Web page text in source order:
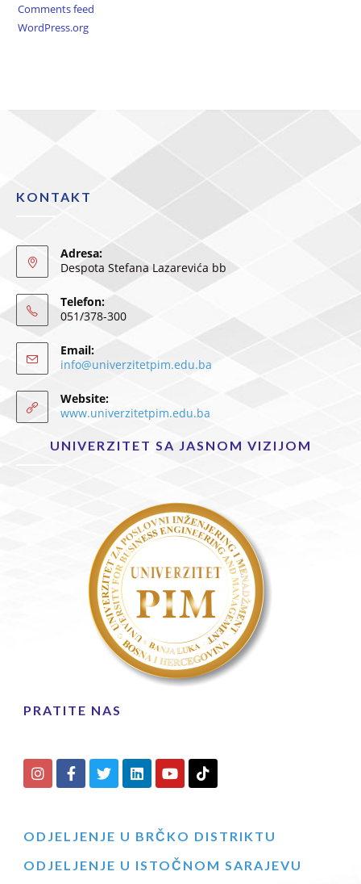
Comments feed
WordPress.org
KONTAKT
Adresa:
Despota Stefana Lazarevića bb
Telefon:
051/378-300
Email:
info@univerzitetpim.edu.ba
Website:
www.univerzitetpim.edu.ba
UNIVERZITET SA JASNOM VIZIJOM
PRATITE NAS
ODJELJENJE U BRČKO DISTRIKTU
ODJELJENJE U ISTOČNOM SARAJEVU